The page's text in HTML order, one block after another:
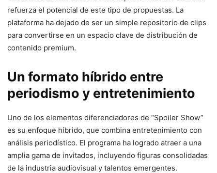
refuerza el potencial de este tipo de propuestas. La
plataforma ha dejado de ser un simple repositorio de clips
para convertirse en un espacio clave de distribución de
contenido premium.
Un formato híbrido entre
periodismo y entretenimiento
Uno de los elementos diferenciadores de “Spoiler Show”
es su enfoque híbrido, que combina entretenimiento con
análisis periodístico. El programa ha logrado atraer a una
amplia gama de invitados, incluyendo figuras consolidadas
de la industria audiovisual y talentos emergentes.